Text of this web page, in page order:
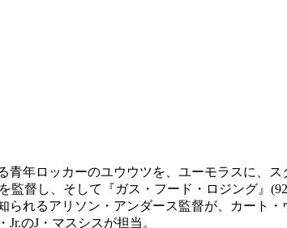
青年ロッカーのユウウツを、ユーモラスに、
監督し、そして『ガス・フード・ロジング
られるアリソン・アンダース監督が、カート・
のJ・マスシスが担当。